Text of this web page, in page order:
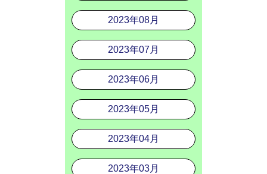
2023年08月
2023年07月
2023年06月
2023年05月
2023年04月
2023年03月